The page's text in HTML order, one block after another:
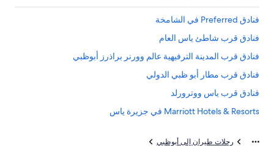
فنادق Preferred في الشامخة
فنادق قرب شاطئ ياس العام
فنادق قرب المدينة الترفيهية عالم وورنر براذرز أبوظبي
فنادق قرب مطار أبو ظبي الدولي
فنادق قرب ياس ووترورلد
Marriott Hotels & Resorts في جزيرة ياس
رحلات طيران إلى أبوظبي